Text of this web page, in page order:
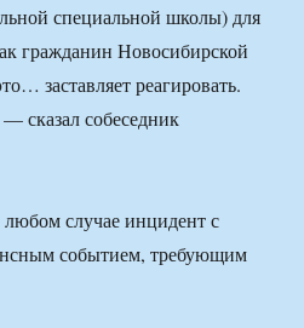
специальной школы) для
гражданин Новосибирской
заставляет реагировать.
сказал собеседник
случае инцидент с
событием, требующим